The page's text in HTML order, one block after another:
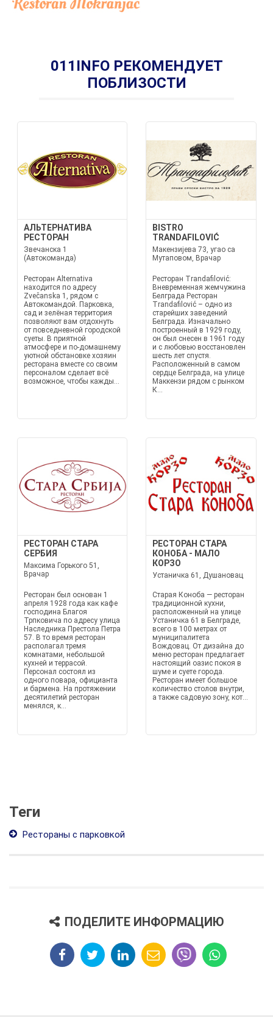
011INFO РЕКОМЕНДУЕТ
ПОБЛИЗОСТИ
АЛЬТЕРНАТИВА
РЕСТОРАН
Звечанска 1
(Автокоманда)
Ресторан Alternativa
находится по адресу
Zvečanska 1, рядом с
Автокомандой. Парковка,
сад и зелёная территория
позволяют вам отдохнуть
от повседневной городской
суеты. В приятной
атмосфере и по-домашнему
уютной обстановке хозяин
ресторана вместе со своим
персоналом сделает всё
возможное, чтобы кажды...
BISTRO
TRANDAFILOVIĆ
Макензијева 73, угао са
Мутаповом, Врачар
Ресторан Trandafilović:
Вневременная жемчужина
Белграда Ресторан
Trandafilović – одно из
старейших заведений
Белграда. Изначально
построенный в 1929 году,
он был снесен в 1961 году
и с любовью восстановлен
шесть лет спустя.
Расположенный в самом
сердце Белграда, на улице
Маккензи рядом с рынком
К...
РЕСТОРАН СТАРА
СЕРБИЯ
Максима Горького 51,
Врачар
Ресторан был основан 1
апреля 1928 года как кафе
господина Благоя
Трпковича по адресу улица
Наследника Престола Петра
57. В то время ресторан
располагал тремя
комнатами, небольшой
кухней и террасой.
Персонал состоял из
одного повара, официанта
и бармена. На протяжении
десятилетий ресторан
менялся, к...
РЕСТОРАН СТАРА
КОНОБА - МАЛО
КОРЗО
Устаничка 61, Душановац
Старая Коноба — ресторан
традиционной кухни,
расположенный на улице
Устаничка 61 в Белграде,
всего в 100 метрах от
муниципалитета
Вождовац. От дизайна до
меню ресторан предлагает
настоящий оазис покоя в
шуме и суете города.
Ресторан имеет большое
количество столов внутри,
а также садовую зону, кот...
Теги
Рестораны с парковкой
ПОДЕЛИТЕ ИНФОРМАЦИЮ